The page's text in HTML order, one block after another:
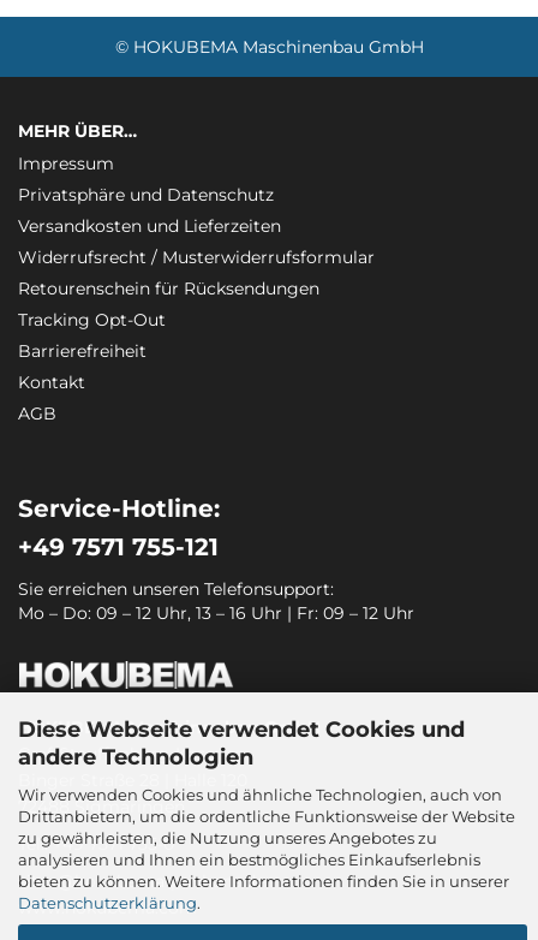
Diese Webseite verwendet Cookies und
andere Technologien
Wir verwenden Cookies und ähnliche Technologien, auch von
Drittanbietern, um die ordentliche Funktionsweise der Website
zu gewährleisten, die Nutzung unseres Angebotes zu
analysieren und Ihnen ein bestmögliches Einkaufserlebnis
bieten zu können. Weitere Informationen finden Sie in unserer
Datenschutzerklärung.
© HOKUBEMA Maschinenbau GmbH
MEHR ÜBER…
Impressum
Privatsphäre und Datenschutz
Versandkosten und Lieferzeiten
Widerrufsrecht / Musterwiderrufsformular
Retourenschein für Rücksendungen
Tracking Opt-Out
Barrierefreiheit
Kontakt
AGB
Service-Hotline:
+49 7571 755-121
Sie erreichen unseren Telefonsupport:
Mo – Do: 09 – 12 Uhr, 13 – 16 Uhr | Fr: 09 – 12 Uhr
HOKUBEMA Maschinenbau GmbH
Graf-Stauffenberg-Kaserne
72488 Sigmaringen
Tel.: +49 7571 755-0
sitec@hokubema-panhans.de
www.hokubema.com